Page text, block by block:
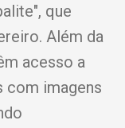
que
Além da
acesso a
com imagens